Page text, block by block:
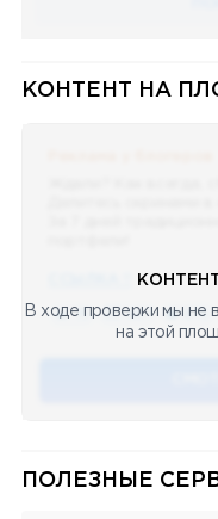
КОНТЕНТ НА
Делитесь скринами
За 7 дней
🔥 75 👍🏻 487 ❤️ 875
В ходе проверки мы не
на этой
ПОЛЕЗНЫЕ